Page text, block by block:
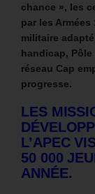
chance », les
par les
militaire
handicap,
réseau Cap
progresse.
LES
L’APEC
50 000
ANNÉE.